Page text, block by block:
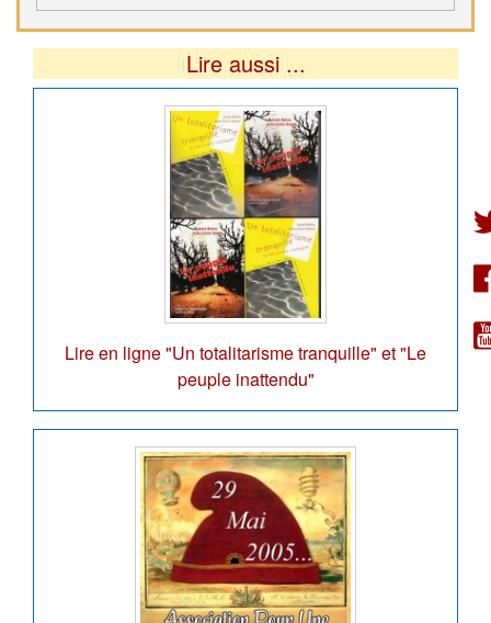
Lire aussi ...
Lire en ligne "Un totalitarisme tranquille" et "Le
peuple inattendu"